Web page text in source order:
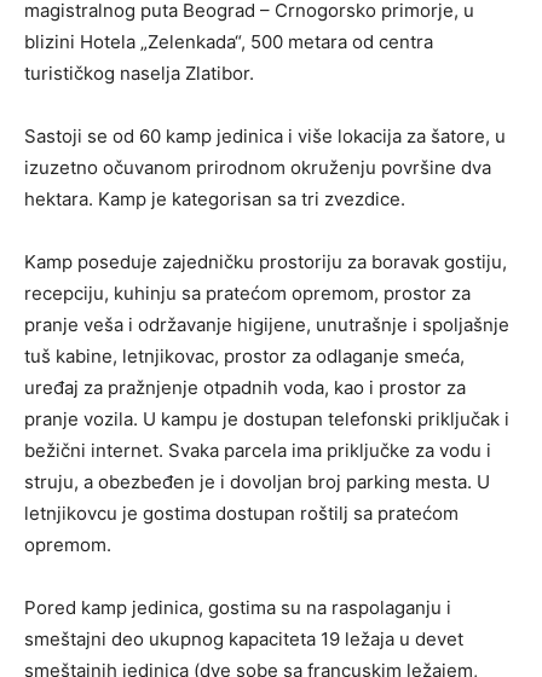
magistralnog puta Beograd – Crnogorsko primorje, u
blizini Hotela „Zelenkada“, 500 metara od centra
turističkog naselja Zlatibor.
Sastoji se od 60 kamp jedinica i više lokacija za šatore, u
izuzetno očuvanom prirodnom okruženju površine dva
hektara. Kamp je kategorisan sa tri zvezdice.
Kamp poseduje zajedničku prostoriju za boravak gostiju,
recepciju, kuhinju sa pratećom opremom, prostor za
pranje veša i održavanje higijene, unutrašnje i spoljašnje
tuš kabine, letnjikovac, prostor za odlaganje smeća,
uređaj za pražnjenje otpadnih voda, kao i prostor za
pranje vozila. U kampu je dostupan telefonski priključak i
bežični internet. Svaka parcela ima priključke za vodu i
struju, a obezbeđen je i dovoljan broj parking mesta. U
letnjikovcu je gostima dostupan roštilj sa pratećom
opremom.
Pored kamp jedinica, gostima su na raspolaganju i
smeštajni deo ukupnog kapaciteta 19 ležaja u devet
smeštajnih jedinica (dve sobe sa francuskim ležajem,